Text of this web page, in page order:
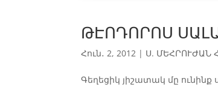
ԹԷՈԴՈՐՈՍ
Հուն․ 2, 2012 | Ս. ՄԵՀՐՈՒԺԱՆ
Գեղեցիկ յիշատակ մը ունինք